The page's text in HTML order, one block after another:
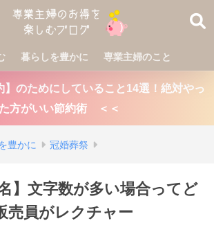
暮らしを豊かに 専業主婦のこと
】のためにしていること14選！絶対やっ
た方がいい節約術 ＜＜
豊かに 冠婚葬祭
】文字数が多い場合ってど
売員がレクチャー